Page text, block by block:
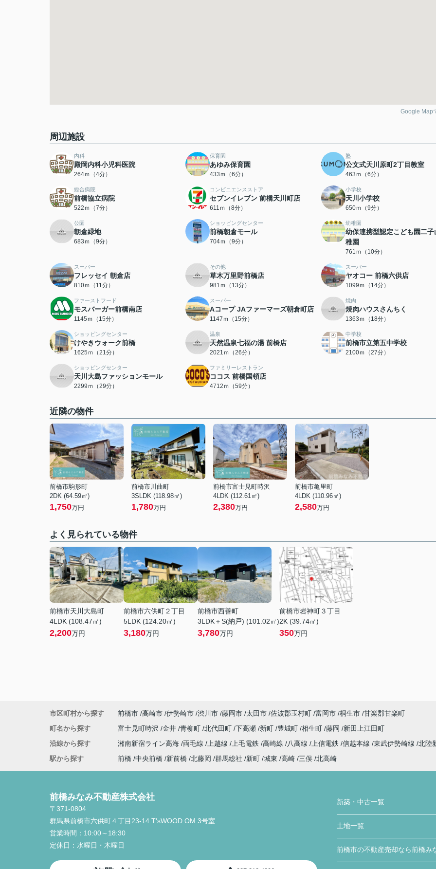
Google Map
周辺施設
内科
殿岡内科小児科医院
264ｍ（4分）
保育園
あゆみ保育園
433ｍ（6分）
塾
公文式天川原町2丁目教室
463ｍ（6分）
総合病院
前橋協立病院
522ｍ（7分）
コンビニエンスストア
セブンイレブン 前橋天川町店
611ｍ（8分）
小学校
天川小学校
650ｍ（9分）
公園
朝倉緑地
683ｍ（9分）
ショッピングセンター
前橋朝倉モール
704ｍ（9分）
幼稚園
幼保連携型認定こども園二子
稚園
761ｍ（10分）
スーパー
フレッセイ 朝倉店
810ｍ（11分）
その他
草木万里野前橋店
981ｍ（13分）
スーパー
ヤオコー 前橋六供店
1099ｍ（14分）
ファーストフード
モスバーガー前橋南店
1145ｍ（15分）
スーパー
Aコープ JAファーマーズ朝倉町店
1147ｍ（15分）
焼肉
焼肉ハウスさんちく
1363ｍ（18分）
ショッピングセンター
けやきウォーク前橋
1625ｍ（21分）
温泉
天然温泉七福の湯 前橋店
2021ｍ（26分）
中学校
前橋市立第五中学校
2100ｍ（27分）
ショッピングセンター
天川大島ファッションモール
2299ｍ（29分）
ファミリーレストラン
ココス 前橋国領店
4712ｍ（59分）
近隣の物件
前橋市駒形町
2DK (64.59㎡)
1,750万円
前橋市川曲町
3SLDK (118.98㎡)
1,780万円
前橋市富士見町時沢
4LDK (112.61㎡)
2,380万円
前橋市亀里町
4LDK (110.96㎡)
2,580万円
よく見られている物件
前橋市天川大島町
4LDK (108.47㎡)
2,200万円
前橋市六供町２丁目
5LDK (124.20㎡)
3,180万円
前橋市西善町
3LDK＋S(納戸) (101.02㎡)
3,780万円
前橋市岩神町３丁目
2K (39.74㎡)
350万円
市区町村から探す 前橋市 高崎市 伊勢崎市 渋川市 藤岡市 太田市 佐波郡玉村町 富岡市 桐生市 甘楽郡甘楽町
町名から探す
富士見町時沢 金井 青柳町 北代田町 下高瀬 新町 豊城町 相生町 藤岡
新田上江田町
沿線から探す
湘南新宿ライン高海 両毛線 上越線 上毛電鉄 高崎線 八高線 上信電鉄 信越本線 東武伊勢崎線 北陸
駅から探す
前橋 中央前橋 新前橋 北藤岡 群馬総社 新町 城東 高崎 三俣 北高崎
前橋みなみ不動産株式会社
〒371-0804
群馬県前橋市六供町４丁目23‐14 T'sWOOD OM 3号室
営業時間： 10:00～18:30
定休日： 水曜日・木曜日
新築・中古一覧
土地一覧
前橋市の不動産売却なら前橋み